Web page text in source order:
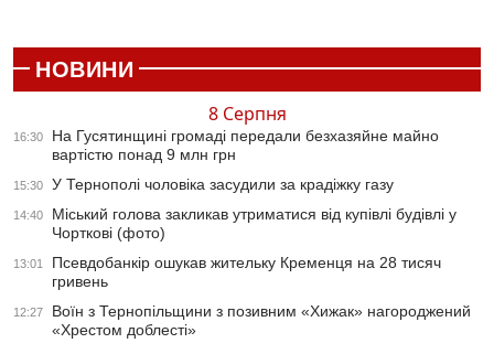
НОВИНИ
8 Серпня
16:30
На Гусятинщині громаді передали безхазяйне майно
вартістю понад 9 млн грн
15:30 У Тернополі чоловіка засудили за крадіжку газу
14:40
Міський голова закликав утриматися від купівлі будівлі у
Чорткові (фото)
13:01
Псевдобанкір ошукав жительку Кременця на 28 тисяч
гривень
12:27
Воїн з Тернопільщини з позивним «Хижак» нагороджений
«Хрестом доблесті»